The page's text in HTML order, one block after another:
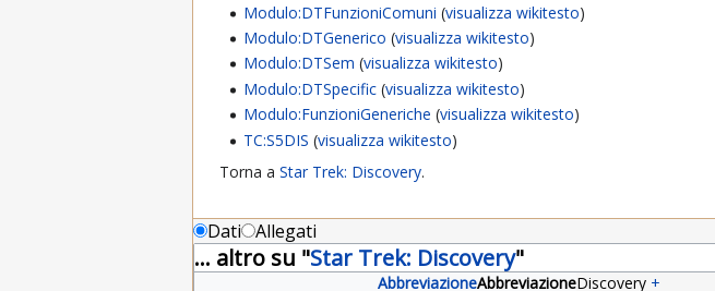
Modulo:DTFunzioniComuni (visualizza wikitesto)
Modulo:DTGenerico (visualizza wikitesto)
Modulo:DTSem (visualizza wikitesto)
Modulo:DTSpecific (visualizza wikitesto)
Modulo:FunzioniGeneriche (visualizza wikitesto)
TC:S5DIS (visualizza wikitesto)
Torna a Star Trek: Discovery.
Dati Allegati
... altro su "Star Trek: Discovery"
AbbreviazioneAbbreviazioneDiscovery +